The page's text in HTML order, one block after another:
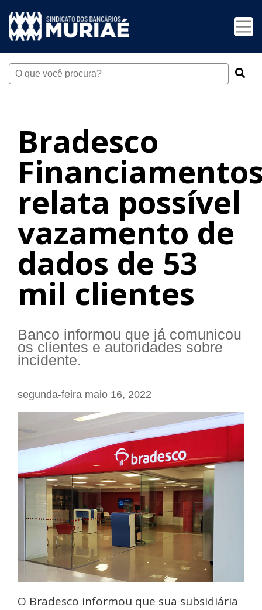
Bradesco
relata possível
vazamento de
dados de 53
mil clientes
Banco informou que já comunicou
os clientes e autoridades sobre
incidente.
segunda-feira maio 16, 2022
O Bradesco informou que sua subsidiária